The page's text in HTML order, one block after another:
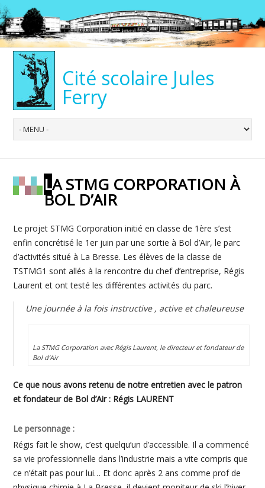
Cité scolaire Jules
Ferry
LA STMG CORPORATION À
BOL D’AIR
Le projet STMG Corporation initié en classe de 1ère s’est
enfin concrétisé le 1er juin par une sortie à Bol d’Air, le parc
d’activités situé à La Bresse. Les élèves de la classe de
TSTMG1 sont allés à la rencontre du chef d’entreprise, Régis
Laurent et ont testé les différentes activités du parc.
Une journée à la fois instructive , active et chaleureuse
La STMG Corporation avec Régis Laurent, le directeur et fondateur de
Bol d’Air
Ce que nous avons retenu de notre entretien avec le patron
et fondateur de Bol d’Air : Régis LAURENT
Le personnage :
Régis fait le show, c’est quelqu’un d’accessible. Il a commencé
sa vie professionnelle dans l’industrie mais a vite compris que
ce n’était pas pour lui… Et donc après 2 ans comme prof de